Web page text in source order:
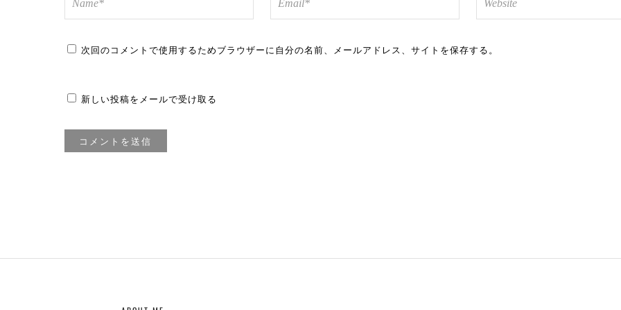
次回のコメントで使用するためブラウザーに自分の名前、メールアドレス、サイトを保存する。
新しい投稿をメールで受け取る